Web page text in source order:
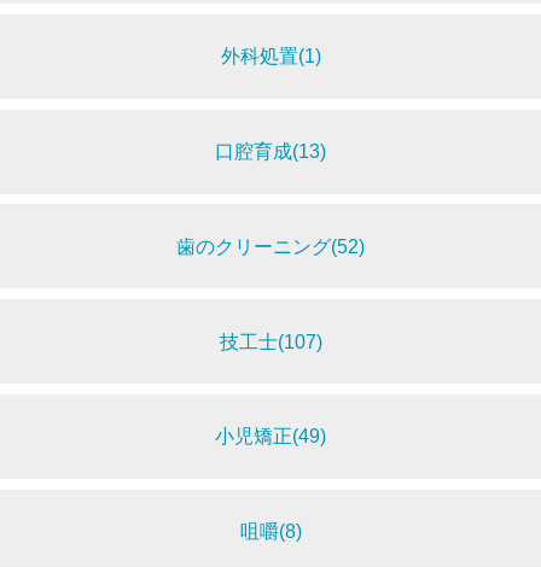
外科処置(1)
口腔育成(13)
歯のクリーニング(52)
技工士(107)
小児矯正(49)
咀嚼(8)